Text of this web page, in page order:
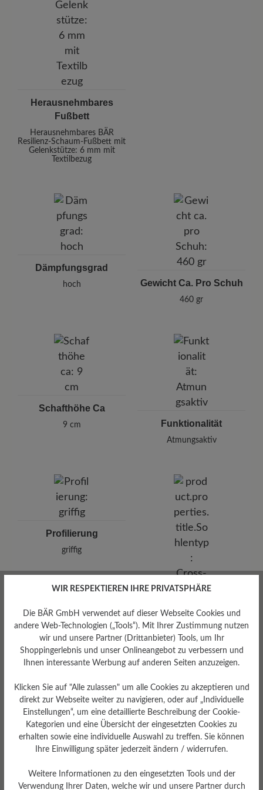
Herausnehmbares
Fußbett
Herausnehmbares BÄR
Resilienz-Schaum-Fußbett mit
Gelenkstütze: 6 mm mit
Textilbezug
Dämpfungsgrad
hoch Gewicht Ca. Pro Schuh
460 gr
Schafthöhe Ca
9 cm Funktionalität
Atmungsaktiv
Profilierung
griffig
Sohlentyp
Cross-Sohle aus PU-
Gummikombination
Bewertungen lesen
WIR RESPEKTIEREN IHRE PRIVATSPHÄRE
Die BÄR GmbH verwendet auf dieser Webseite Cookies und
andere Web-Technologien („Tools“). Mit Ihrer Zustimmung nutzen
wir und unsere Partner (Drittanbieter) Tools, um Ihr
Shoppingerlebnis und unser Onlineangebot zu verbessern und
Ihnen interessante Werbung auf anderen Seiten anzuzeigen.
Klicken Sie auf "Alle zulassen" um alle Cookies zu akzeptieren und
direkt zur Webseite weiter zu navigieren, oder auf „Individuelle
Einstellungen“, um eine detaillierte Beschreibung der Cookie-
Kategorien und eine Übersicht der eingesetzten Cookies zu
erhalten sowie eine individuelle Auswahl zu treffen. Sie können
Ihre Einwilligung später jederzeit ändern / widerrufen.
Weitere Informationen zu den eingesetzten Tools und der
Verwendung Ihrer Daten, welche wir und unsere Partner durch